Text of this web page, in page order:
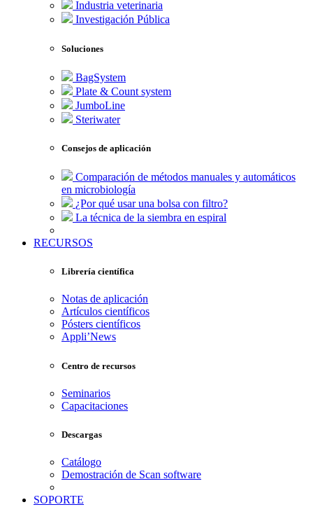
Industria veterinaria
Investigación Pública
Soluciones
BagSystem
Plate & Count system
JumboLine
Steriwater
Consejos de aplicación
Comparación de métodos manuales y automáticos
en microbiología
¿Por qué usar una bolsa con filtro?
La técnica de la siembra en espiral
RECURSOS
Librería científica
Notas de aplicación
Artículos científicos
Pósters científicos
Appli’News
Centro de recursos
Seminarios
Capacitaciones
Descargas
Catálogo
Demostración de Scan software
SOPORTE